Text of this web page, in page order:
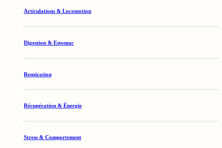
Articulations & Locomotion
Digestion & Estomac
Respiration
Récupération & Énergie
Stress & Comportement